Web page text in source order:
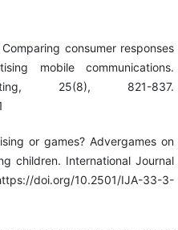
consumer responses
mobile communications.
25(8), 821-837.
or games? Advergames on
children. International Journal
doi.org/10.2501/IJA-33-3-